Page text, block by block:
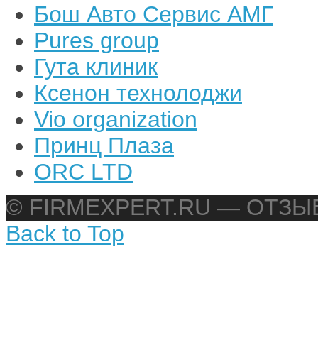
Бош Авто Сервис АМГ
Pures group
Гута клиник
Ксенон технолоджи
Vio organization
Принц Плаза
ORC LTD
© FIRMEXPERT.RU —
Back to Top